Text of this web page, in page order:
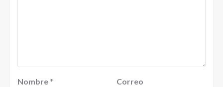
Nombre *
Correo